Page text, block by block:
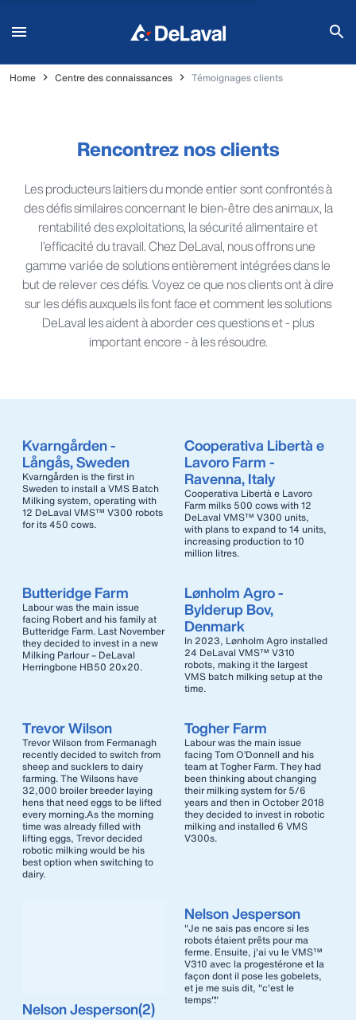
Home Centre des connaissances Témoignages clients
Rencontrez nos clients
Les producteurs laitiers du monde entier sont confrontés à
des défis similaires concernant le bien-être des animaux, la
rentabilité des exploitations, la sécurité alimentaire et
l'efficacité du travail. Chez DeLaval, nous offrons une
gamme variée de solutions entièrement intégrées dans le
but de relever ces défis. Voyez ce que nos clients ont à dire
sur les défis auxquels ils font face et comment les solutions
DeLaval les aident à aborder ces questions et - plus
important encore - à les résoudre.
Kvarngården -
Långås, Sweden
Kvarngården is the first in
Sweden to install a VMS Batch
Milking system, operating with
12 DeLaval VMS™ V300 robots
for its 450 cows.
Cooperativa Libertà e
Lavoro Farm -
Ravenna, Italy
Cooperativa Libertà e Lavoro
Farm milks 500 cows with 12
DeLaval VMS™ V300 units,
with plans to expand to 14 units,
increasing production to 10
million litres.
Butteridge Farm
Labour was the main issue
facing Robert and his family at
Butteridge Farm. Last November
they decided to invest in a new
Milking Parlour – DeLaval
Herringbone HB50 20x20.
Lønholm Agro -
Bylderup Bov,
Denmark
In 2023, Lønholm Agro installed
24 DeLaval VMS™ V310
robots, making it the largest
VMS batch milking setup at the
time.
Trevor Wilson
Trevor Wilson from Fermanagh
recently decided to switch from
sheep and sucklers to dairy
farming. The Wilsons have
32,000 broiler breeder laying
hens that need eggs to be lifted
every morning.As the morning
time was already filled with
lifting eggs, Trevor decided
robotic milking would be his
best option when switching to
dairy.
Togher Farm
Labour was the main issue
facing Tom O’Donnell and his
team at Togher Farm. They had
been thinking about changing
their milking system for 5/6
years and then in October 2018
they decided to invest in robotic
milking and installed 6 VMS
V300s.
Nelson Jesperson(2)
Nelson Jesperson
"Je ne sais pas encore si les
robots étaient prêts pour ma
ferme. Ensuite, j'ai vu le VMS™
V310 avec la progestérone et la
façon dont il pose les gobelets,
et je me suis dit, "c'est le
temps"."